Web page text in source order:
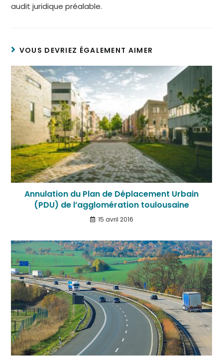
audit juridique préalable.
VOUS DEVRIEZ ÉGALEMENT AIMER
Annulation du Plan de Déplacement Urbain
(PDU) de l’agglomération toulousaine
15 avril 2016